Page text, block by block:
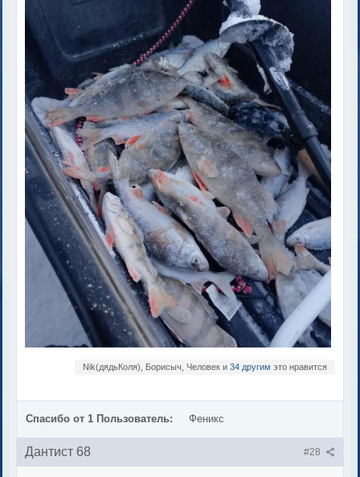
Nik(дядьКоля), Борисыч, Человек и 34 другим это нравится
Спасибо от 1 Пользователь: Феникс
#28
Дантист 68